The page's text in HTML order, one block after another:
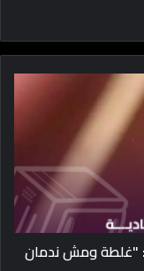
سلسلة حكايات يومية عادية.. حكاية 76: "غلطة ومش ندمان